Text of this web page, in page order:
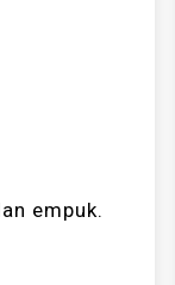
empuk.